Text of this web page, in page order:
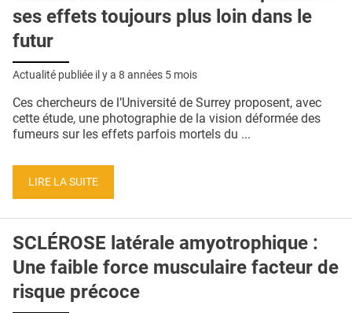
L'APP
PUBLICITÉ
CONTACT
liste
ses effets toujours plus loin dans le
futur
Actualité publiée il y a 8 années 5 mois
Ces chercheurs de l’Université de Surrey proposent, avec
cette étude, une photographie de la vision déformée des
fumeurs sur les effets parfois mortels du ...
LIRE LA SUITE
SCLÉROSE latérale amyotrophique :
Une faible force musculaire facteur de
risque précoce